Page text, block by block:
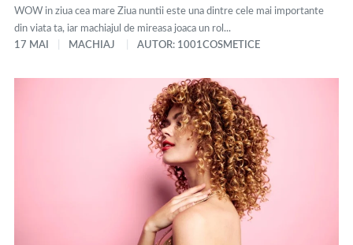
WOW in ziua cea mare Ziua nuntii este una dintre cele mai importante
din viata ta, iar machiajul de mireasa joaca un rol...
17 MAI
MACHIAJ AUTOR: 1001COSMETICE